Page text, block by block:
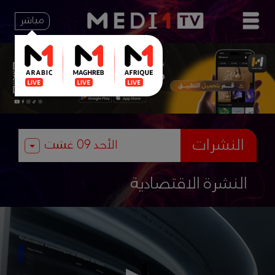
مباشر
النشرات
النشرة الاقتصادية